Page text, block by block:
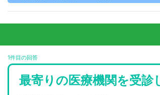
1件目の回答
最寄りの医療機関を受診